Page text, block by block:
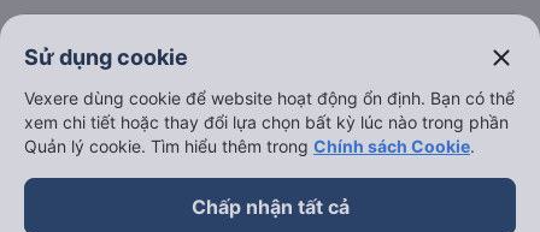
keyboard_arrow_down
Về chúng tôi
keyboard_arrow_down
Hỗ trợ
keyboard_arrow_down
Trở thành đối tác
Sử dụng cookie close
Vexere dùng cookie để website hoạt động ổn định. Bạn có thể
xem chi tiết hoặc thay đổi lựa chọn bất kỳ lúc nào trong phần
Quản lý cookie. Tìm hiểu thêm trong Chính sách Cookie.
Chấp nhận tất cả